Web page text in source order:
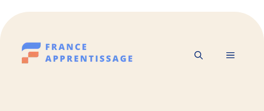
Aller
au
contenu
MENU